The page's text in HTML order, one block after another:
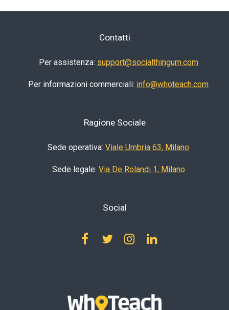
Contatti
Per assistenza: support@socialthingum.com
Per informazioni commerciali: info@whoteach.com
Ragione Sociale
Sede operativa:Viale Umbria 63, Milano
Sede legale: Via De Rolandi 1, Milano
Social